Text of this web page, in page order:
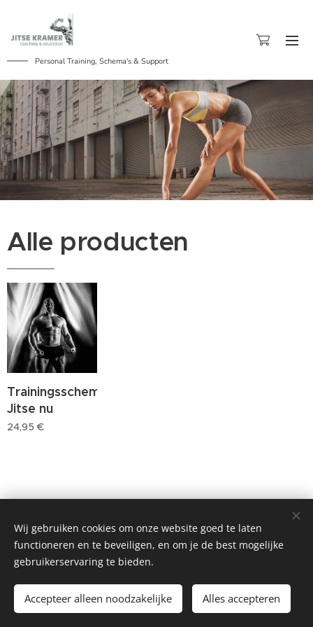
Personal Training, Schema's & Support
Alle producten
Trainingsschema
Jitse nu
24,95 €
Wij gebruiken cookies om onze website goed te laten
functioneren en te beveiligen, en om je de best mogelijke
gebruikerservaring te bieden.
Accepteer alleen noodzakelijke Alles accepteren